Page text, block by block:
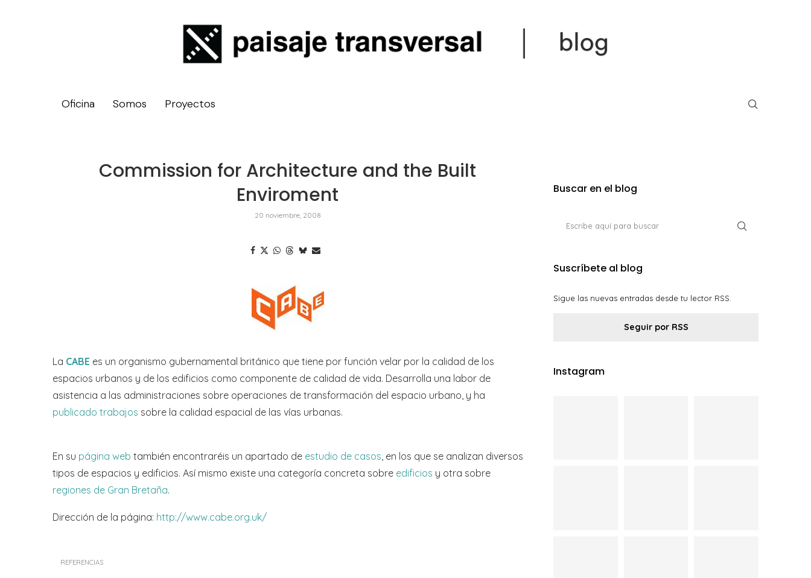
Oficina Somos Proyectos
Commission for Architecture and the Built
Enviroment
20 noviembre, 2008
La CABE es un organismo gubernamental británico que tiene por función velar por la calidad de los
espacios urbanos y de los edificios como componente de calidad de vida. Desarrolla una labor de
asistencia a las administraciones sobre operaciones de transformación del espacio urbano, y ha
publicado trabajos sobre la calidad espacial de las vías urbanas.
En su página web también encontraréis un apartado de estudio de casos , en los que se analizan diversos
tipos de espacios y edificios. Así mismo existe una categoría concreta sobre edificios y otra sobre
regiones de Gran Bretaña.
Dirección de la página: http://www.cabe.org.uk/
REFERENCIAS
Buscar en el blog
Suscríbete al blog
Sigue las nuevas entradas desde tu lector RSS.
Seguir por RSS
Instagram